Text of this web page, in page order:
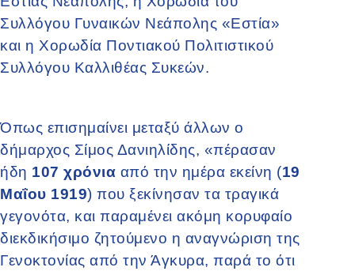
Συλλόγου Γυναικών Νεάπολης «Εστία»
και η Χορωδία Ποντιακού Πολιτιστικού
Συλλόγου Καλλιθέας Συκεών.
Όπως επισημαίνει μεταξύ άλλων ο
δήμαρχος Σίμος Δανιηλίδης, «πέρασαν
ήδη 107 χρόνια από την ημέρα εκείνη (19
Μαΐου 1919) που ξεκίνησαν τα τραγικά
γεγονότα, και παραμένει ακόμη κορυφαίο
διεκδικήσιμο ζητούμενο η αναγνώριση της
Γενοκτονίας από την Άγκυρα, παρά το ότι